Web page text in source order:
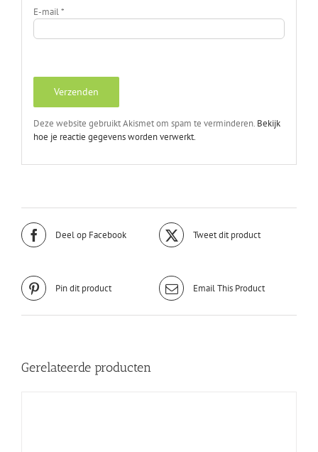
E-mail*
Deze website gebruikt Akismet om spam te verminderen. Bekijk
hoe je reactie gegevens worden verwerkt.
Deel op Facebook Tweet dit product
Pin dit product Email This Product
Gerelateerde producten